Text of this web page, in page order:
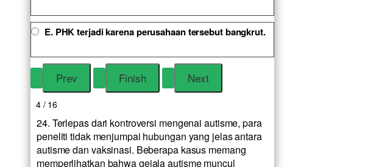
E. PHK terjadi karena perusahaan tersebut bangkrut.
4 / 16
24. Terlepas dari kontroversi mengenai autisme, para
peneliti tidak menjumpai hubungan yang jelas antara
autisme dan vaksinasi. Beberapa kasus memang
memperlihatkan bahwa gejala autisme muncul